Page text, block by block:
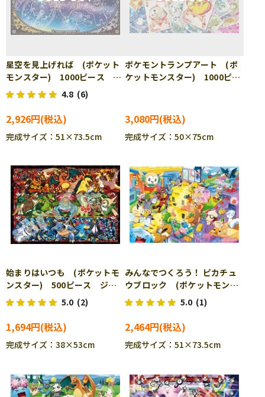
星空を見上げれば (ポケット
モンスター) 1000ピース ジ
グソーパズル ENS-1000T-
93 ［CP-PO］
4.8 (6)
2,926円
完成サイズ：51×73.5cm
ポケモントランプアート (ポ
ケットモンスター) 1000ピー
3,080円
完成サイズ：50×75cm
始まりはいつも (ポケットモ
ンスター) 500ピース ジグ
ソーパズル ENS-500-342
［CP-PO］
5.0 (2)
1,694円
完成サイズ：38×53cm
みんなでつくろう！ ピカチュ
ウブロック (ポケットモンス
ター) 1000ピース ジグソー
パズル ENS-1000T-134
［CP-PO］
5.0 (1)
2,464円
完成サイズ：51×73.5cm